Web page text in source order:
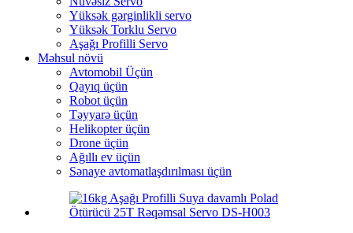
Yüksək gərginlikli servo
Yüksək Torklu Servo
Aşağı Profilli Servo
Məhsul növü
Avtomobil Üçün
Qayıq üçün
Robot üçün
Təyyarə üçün
Helikopter üçün
Drone üçün
Ağıllı ev üçün
Sənaye avtomatlaşdırılması üçün